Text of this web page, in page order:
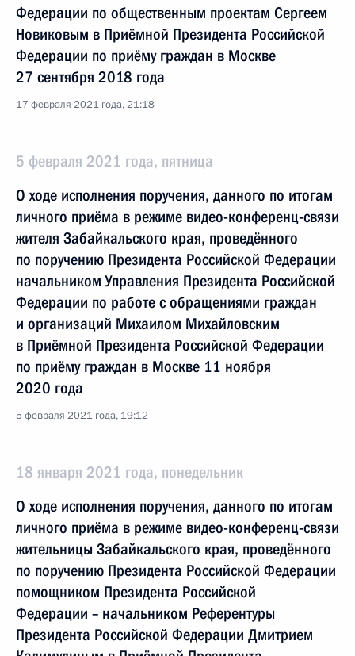
Федерации по общественным проектам Сергеем
Новиковым в Приёмной Президента Российской
Федерации по приёму граждан в Москве
27 сентября 2018 года
17 февраля 2021 года, 21:18
5 февраля 2021 года, пятница
О ходе исполнения поручения, данного по итогам
личного приёма в режиме видео-конференц-связи
жителя Забайкальского края, проведённого
по поручению Президента Российской Федерации
начальником Управления Президента Российской
Федерации по работе с обращениями граждан
и организаций Михаилом Михайловским
в Приёмной Президента Российской Федерации
по приёму граждан в Москве 11 ноября
2020 года
5 февраля 2021 года, 19:12
18 января 2021 года, понедельник
О ходе исполнения поручения, данного по итогам
личного приёма в режиме видео-конференц-связи
жительницы Забайкальского края, проведённого
по поручению Президента Российской Федерации
помощником Президента Российской
Федерации – начальником Референтуры
Президента Российской Федерации Дмитрием